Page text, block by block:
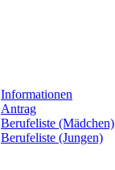
Informationen
Antrag
Berufeliste (Mädchen)
Berufeliste (Jungen)